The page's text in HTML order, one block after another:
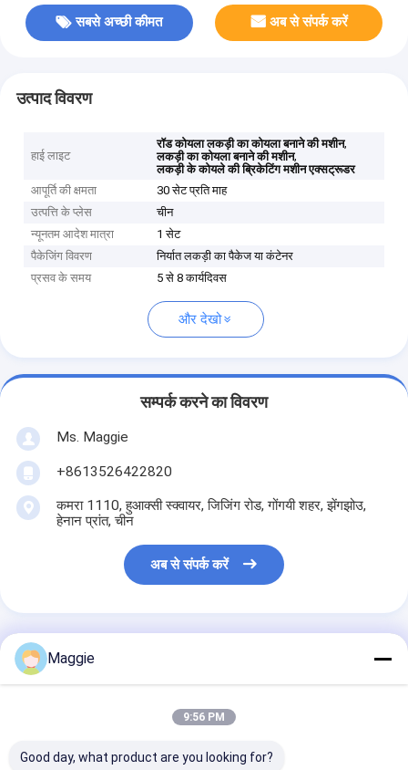
सबसे अच्छी कीमत अब से संपर्क करें
उत्पाद विवरण
हाई लाइट
रॉड कोयला लकड़ी का कोयला बनाने की मशीन,
लकड़ी का कोयला बनाने की मशीन,
लकड़ी के कोयले की ब्रिकेटिंग मशीन एक्सट्रूडर
आपूर्ति की क्षमता
30 सेट प्रति माह
उत्पत्ति के प्लेस
चीन
न्यूनतम आदेश मात्रा
1 सेट
पैकेजिंग विवरण
निर्यात लकड़ी का पैकेज या कंटेनर
प्रसव के समय
5 से 8 कार्यदिवस
और देखो
सम्पर्क करने का विवरण
Ms. Maggie
+8613526422820
कमरा 1110, हुआक्सी स्क्वायर, जिजिंग रोड, गोंगयी शहर, झेंगझोउ,
हेनान प्रांत, चीन
अब से संपर्क करें
रॉड कोयला लकड़ी का कोयला बनाने
बनाने प्रेस
Maggie
9:56 PM
Good day, what product are you looking for?